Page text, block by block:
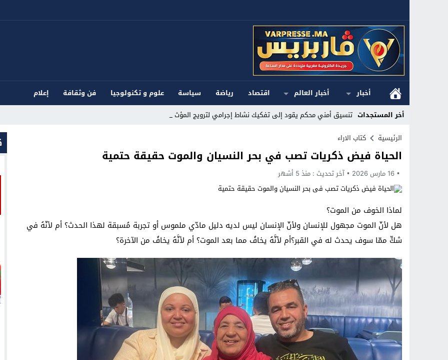
أخبار أخبار العالم اقتصاد رياضة سياسة علوم و تكنولوجيا فن وثقافة
إعلام
أخر المستجدات تنسيق أمني محكم يقود إلى تفكيك نشاط إجرامي لترويج المؤثرات العقلية_
Stop
Previous
Next
الرئيسية كتاب الاراء
الحياة فيض ذكريات تصب في بحر النسيان والموت حقيقة حتمية
16 مارس 2026 آخر تحديث : منذ 5 أشهر
لماذا الخوف من الموت؟
هل لأنّ الموت مجهول للإنسان ولأنّ الإنسان ليس لديه دليل مادّي ملموس أو تجربة مُسبقة لهذا الحدث؟ أم لأنّهُ في
شكٍّ ممّا سوف يحدث له في القبر؟أم لأنَّهُ يخافُ مما بعد الموت؟ أم لأنَّهُ يخافُ من الآخرة؟